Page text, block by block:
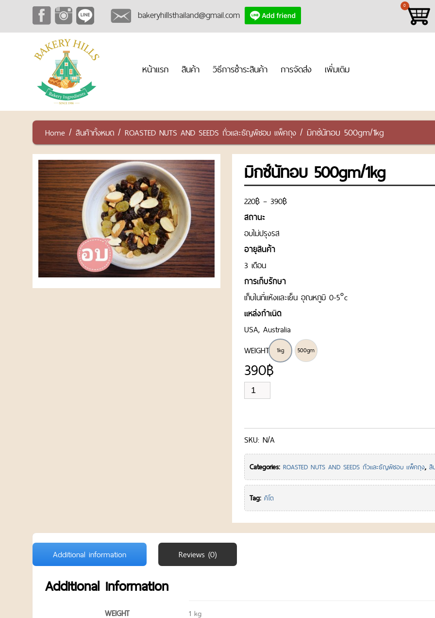
bakeryhillsthailand@gmail.com
0
หน้าแรก สินค้า วิธีการชำระสินค้า การจัดส่ง เพิ่มเติม
Home /สินค้าทั้งหมด /ROASTED NUTS AND SEEDS ถั่วและธัญพืชอบ แพ็คถุง / มิกซ์นัทอบ 500gm/1kg
มิกซ์นัทอบ 500gm/1kg
220฿– 390฿
สถานะ
อบไม่ปรุงรส
อายุสินค้า
3 เดือน
การเก็บรักษา
เก็บในที่แห้งและเย็น อุณหภูมิ 0-5°c
แหล่งกำเนิด
USA, Australia
WEIGHT
1kg 500gm
390฿
มิกซ์
อบ
500gm/1kg
quantity
SKU: N/A
Categories: ROASTED NUTS AND SEEDS ถั่วและธัญพืชอบ แพ็คถุง, สิ
Tag: คีโต
Additional information Reviews (0)
Additional information
WEIGHT 1 kg